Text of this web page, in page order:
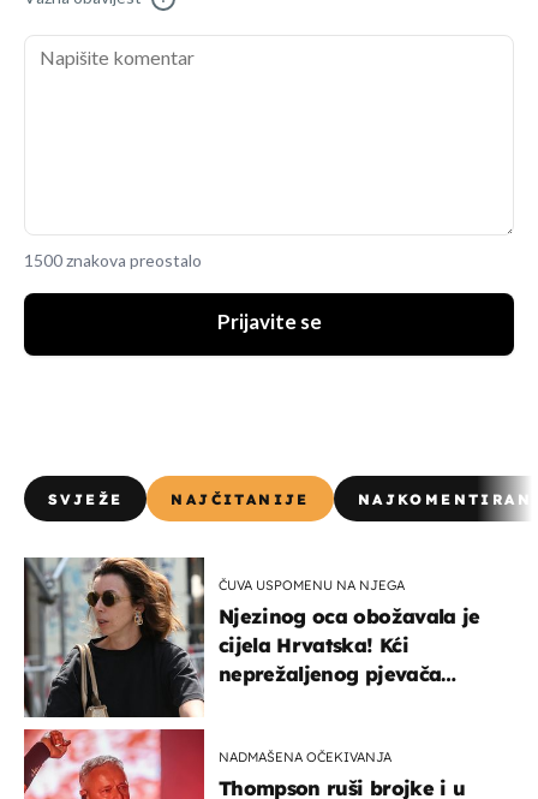
1500 znakova preostalo
Prijavite se
SVJEŽE NAJČITANIJE
ČUVA USPOMENU NA NJEGA
Njezinog oca obožavala je
cijela Hrvatska! Kći
neprežaljenog pjevača
NADMAŠENA OČEKIVANJA
Thompson ruši brojke i u